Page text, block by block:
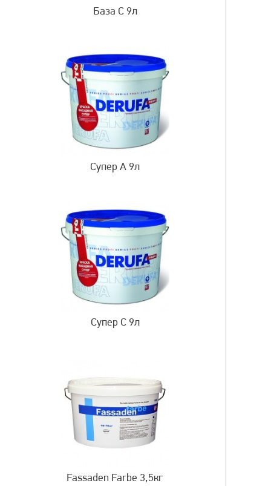
База C 9л
Супер А 9л
Супер C 9л
Fassaden Farbe 3,5кг